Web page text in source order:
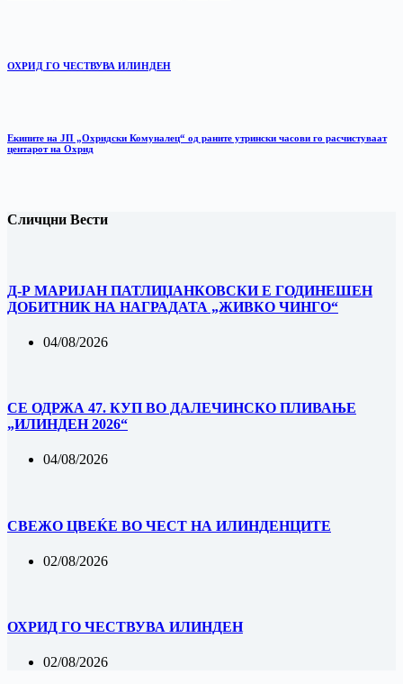
ОХРИД ГО ЧЕСТВУВА ИЛИНДЕН
Екипите на ЈП „Охридски Комуналец“ од раните утрински часови го расчистуваат
центарот на Охрид
Сличцни Вести
Д-Р МАРИЈАН ПАТЛИЏАНКОВСКИ Е ГОДИНЕШЕН
ДОБИТНИК НА НАГРАДАТА „ЖИВКО ЧИНГО“
04/08/2026
СЕ ОДРЖА 47. КУП ВО ДАЛЕЧИНСКО ПЛИВАЊЕ
„ИЛИНДЕН 2026“
04/08/2026
‎СВЕЖО ЦВЕЌЕ ВО ЧЕСТ НА ИЛИНДЕНЦИТЕ
02/08/2026
ОХРИД ГО ЧЕСТВУВА ИЛИНДЕН
02/08/2026